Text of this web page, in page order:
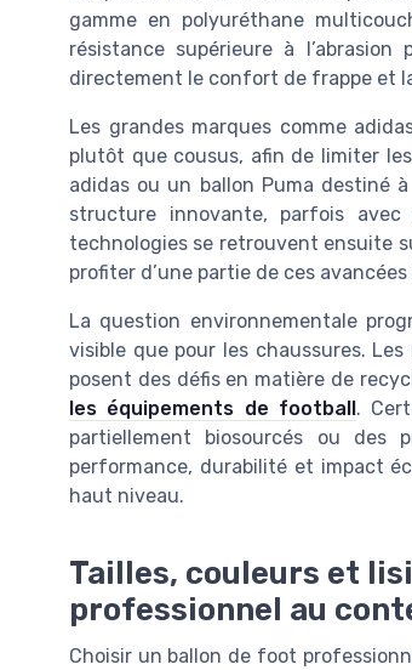
gamme en polyuréthane
résistance supérieure à
directement le confort de frappe et
Les grandes marques comme
plutôt que cousus, afin de limiter
adidas ou un ballon Puma destiné
structure innovante, parfois avec
technologies se retrouvent ensuite
profiter d’une partie de ces
La question environnementale
visible que pour les chaussures.
posent des défis en matière de
les équipements de football .
partiellement biosourcés ou des
performance, durabilité et impact
haut niveau.
Tailles, couleurs et
professionnel au
Choisir un ballon de foot